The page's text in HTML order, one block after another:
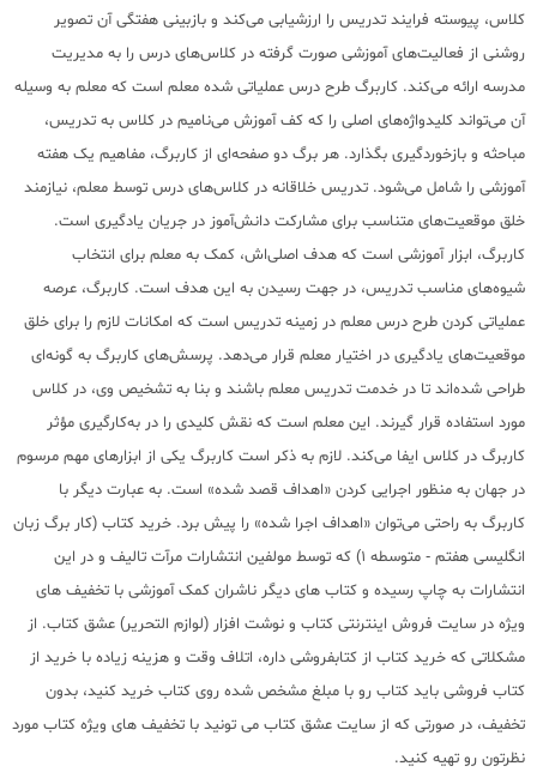
کلاس، پیوسته فرایند تدریس را ارزشیابی می‌کند و بازبینی هفتگی آن تصویر
روشنی از فعالیت‌های آموزشی صورت گرفته در کلاس‌های درس را به مدیریت
مدرسه ارائه می‌کند. کاربرگ طرح درس عملیاتی شده معلم است که معلم به وسیله
آن می‌تواند کلیدواژه‌های اصلی را که کف آموزش می‌نامیم در کلاس به تدریس،
مباحثه و بازخوردگیری بگذارد. هر برگ دو صفحه‌ای از کاربرگ، مفاهیم یک هفته
آموزشی را شامل می‌شود. تدریس خلاقانه در کلاس‌های درس توسط معلم، نیازمند
خلق موقعیت‌های متناسب برای مشارکت دانش‌آموز در جریان یادگیری است.
کاربرگ، ابزار آموزشی است که هدف اصلی‌اش، کمک به معلم برای انتخاب
شیوه‌های مناسب تدریس، در جهت رسیدن به این هدف است. کاربرگ، عرصه
عملیاتی کردن طرح درس معلم در زمینه تدریس است که امکانات لازم را برای خلق
موقعیت‌های یادگیری در اختیار معلم قرار می‌دهد. پرسش‌های کاربرگ به گونه‌ای
طراحی شده‌اند تا در خدمت تدریس معلم باشند و بنا به تشخیص وی، در کلاس
مورد استفاده قرار گیرند. این معلم است که نقش کلیدی را در به‌کارگیری مؤثر
کاربرگ در کلاس ایفا می‌کند. لازم به ذکر است کاربرگ یکی از ابزارهای مهم مرسوم
در جهان به منظور اجرایی کردن «اهداف قصد شده» است. به عبارت دیگر با
کاربرگ به راحتی می‌توان «اهداف اجرا شده» را پیش برد. خرید کتاب (کار برگ زبان
انگلیسی هفتم - متوسطه 1) که توسط مولفین انتشارات مرآت تالیف و در این
انتشارات به چاپ رسیده و کتاب های دیگر ناشران کمک آموزشی با تخفیف های
ویژه در سایت فروش اینترنتی کتاب و نوشت افزار (لوازم التحریر) عشق کتاب. از
مشکلاتی که خرید کتاب از کتابفروشی داره، اتلاف وقت و هزینه زیاده با خرید از
کتاب فروشی باید کتاب رو با مبلغ مشخص شده روی کتاب خرید کنید، بدون
تخفیف، در صورتی که از سایت عشق کتاب می تونید با تخفیف های ویژه کتاب مورد
نظرتون رو تهیه کنید.